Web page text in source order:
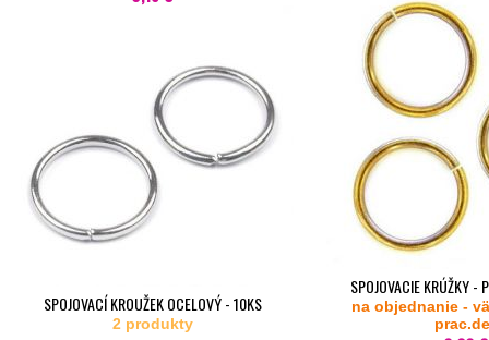
SPOJOVACÍ KROUŽEK OCELOVÝ - 10KS
2 produkty
SPOJOVACIE KRÚŽKY -
na objednanie -